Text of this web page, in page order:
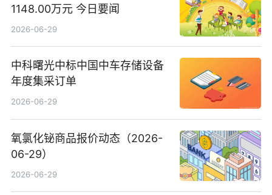
1148.00万元 今日要闻
2026-06-29
中科曙光中标中国中车存储设备
年度集采订单
2026-06-29
氧氯化铋商品报价动态（2026-
06-29）
2026-06-29